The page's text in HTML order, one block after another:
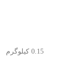
0.15 کیلوگرم